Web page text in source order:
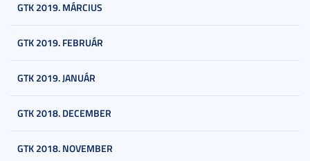
GTK 2019. MÁRCIUS
GTK 2019. FEBRUÁR
GTK 2019. JANUÁR
GTK 2018. DECEMBER
GTK 2018. NOVEMBER